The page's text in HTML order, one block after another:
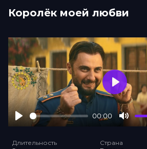
Королёк моей любви
Play
00:00
Mute
Play
Длительность
Страна